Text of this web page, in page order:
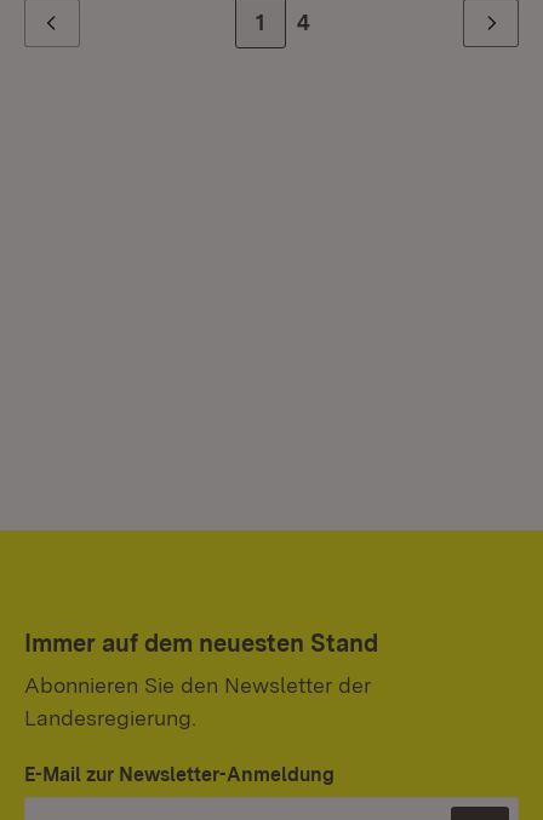
Zur Seite
1 Zur letzten Seite
4 Weiter
Immer auf dem neuesten Stand
Abonnieren Sie den Newsletter der
Landesregierung.
E-Mail zur Newsletter-Anmeldung